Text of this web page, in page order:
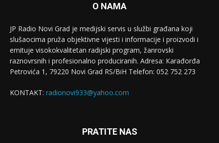
O NAMA
JP Radio Novi Grad je medijski servis u službi građana koji
slušaocima pruža objektivne vijesti i informacije i proizvodi i
emituje visokokvalitetan radijski program, žanrovski
raznovrsnih i profesionalno produciranih. Adresa: Кarađorđa
Petrovića 1, 79220 Novi Grad RS/BiH Telefon: 052 752 273
KONTAKT: radionovi933@yahoo.com
PRATITE NAS